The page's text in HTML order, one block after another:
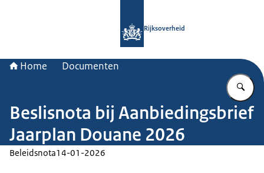
Rijksoverheid
Home Documenten
Beslisnota bij Aanbiedingsbrief
Jaarplan Douane 2026
Beleidsnota14-01-2026